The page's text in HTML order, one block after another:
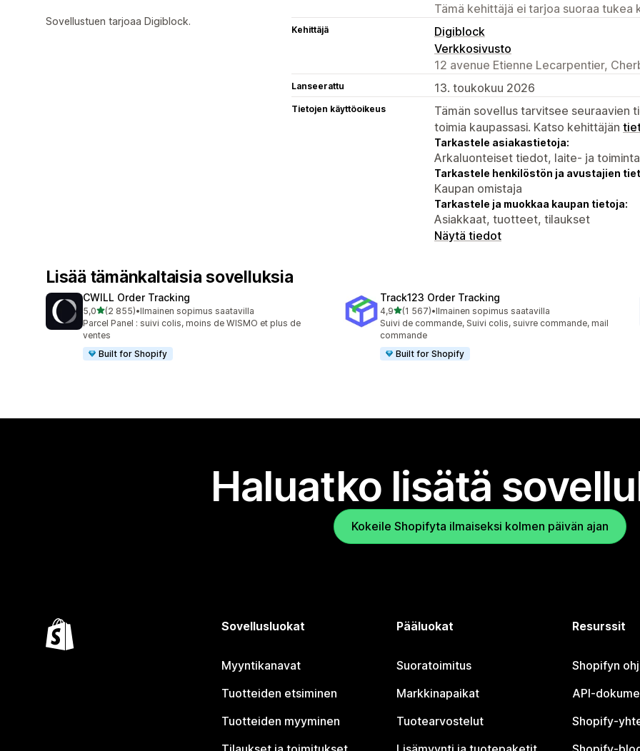
Sovellustuen tarjoaa Digiblock.
Tämä kehittäjä ei tarjoa suoraa tukea
Kehittäjä
Digiblock
Verkkosivusto
12 avenue Etienne Lecarpentier,
Lanseerattu 13. toukokuu 2026
Tietojen käyttöoikeus
Tämän sovellus tarvitsee
toimia kaupassasi. Katso kehittäjän
Tarkastele asiakastietoja:
Arkaluonteiset tiedot, laite- ja
Tarkastele henkilöstön ja avustajien
Kaupan omistaja
Tarkastele ja muokkaa kaupan tietoja:
Asiakkaat, tuotteet, tilaukset
Näytä tiedot
Lisää tämänkaltaisia sovelluksia
CWILL Order Tracking
5,0/ 5 tähteä
(2 855)
2855 arvostelua yhteensä
•Ilmainen sopimus saatavilla
Parcel Panel : suivi colis, moins de WISMO et plus de
ventes
Built for Shopify
Track123 Order Tracking
4,9/ 5 tähteä
(1 567)
1567 arvostelua yhteensä
•Ilmainen sopimus saatavilla
Suivi de commande, Suivi colis, suivre commande, mail
commande
Built for Shopify
Haluatko lisätä
Kokeile Shopifyta ilmaiseksi kolmen päivän ajan
Sovellusluokat
Myyntikanavat
Tuotteiden etsiminen
Tuotteiden myyminen
Pääluokat
Suoratoimitus
Markkinapaikat
Tuotearvostelut
Resurssit
Shopifyn
API-
Shopify-